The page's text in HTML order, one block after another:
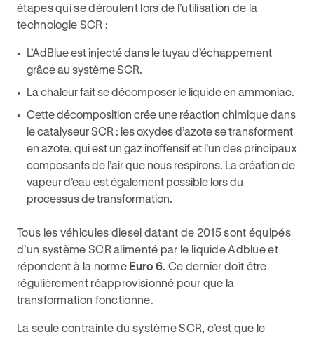
étapes qui se déroulent lors de l’utilisation de la
technologie SCR :
L’AdBlue est injecté dans le tuyau d’échappement
grâce au système SCR.
La chaleur fait se décomposer le liquide en ammoniac.
Cette décomposition crée une réaction chimique dans
le catalyseur SCR : les oxydes d’azote se transforment
en azote, qui est un gaz inoffensif et l’un des principaux
composants de l’air que nous respirons. La création de
vapeur d’eau est également possible lors du
processus de transformation.
Tous les véhicules diesel datant de 2015 sont équipés
d’un système SCR alimenté par le liquide Adblue et
répondent à la norme Euro 6. Ce dernier doit être
régulièrement réapprovisionné pour que la
transformation fonctionne.
La seule contrainte du système SCR, c’est que le